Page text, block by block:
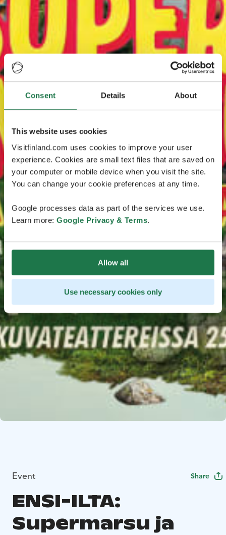
Consent Details About
This website uses cookies
Visitfinland.com uses cookies to improve your user
experience. Cookies are small text files that are saved on
your computer or mobile device when you visit the site.
You can change your cookie preferences at any time.
Google processes data as part of the services we use.
Learn more: Google Privacy & Terms.
Allow all
Use necessary cookies only
Event Share
ENSI-ILTA:
Supermarsu ja